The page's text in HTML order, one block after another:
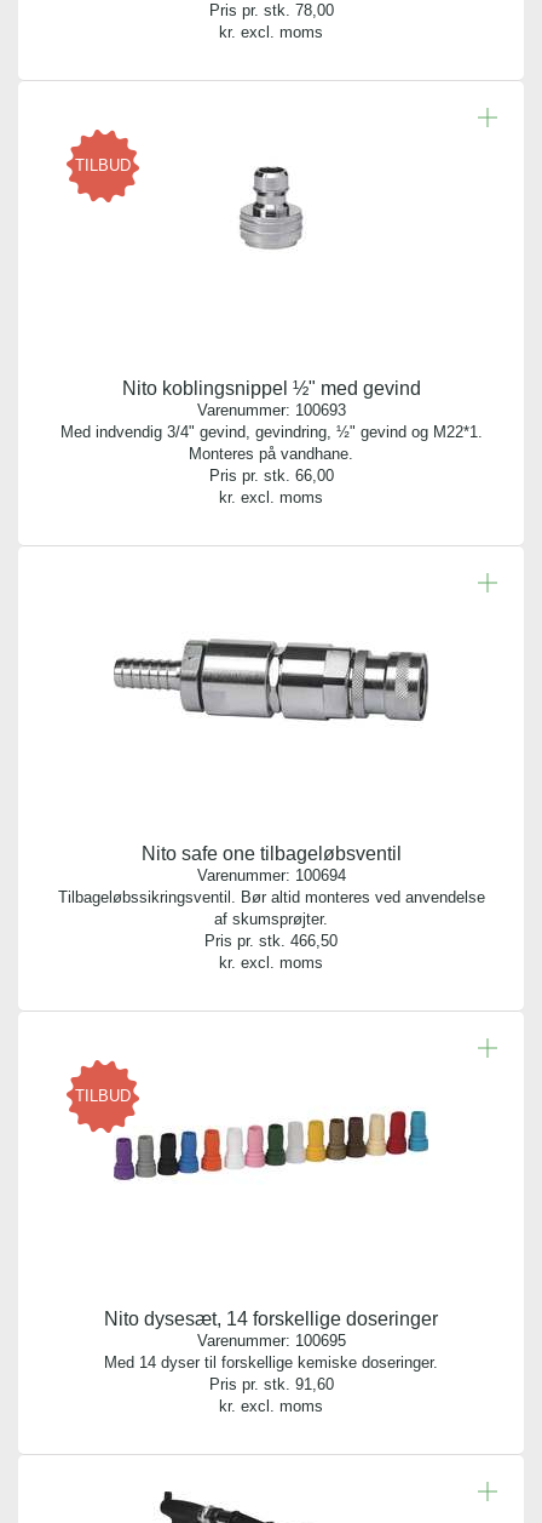
Pris pr. stk. 78,00
kr. excl. moms
TILBUD
Nito koblingsnippel ½" med gevind
Varenummer: 100693
Med indvendig 3/4" gevind, gevindring, ½" gevind og M22*1.
Monteres på vandhane.
Pris pr. stk. 66,00
kr. excl. moms
Nito safe one tilbageløbsventil
Varenummer: 100694
Tilbageløbssikringsventil. Bør altid monteres ved anvendelse
af skumsprøjter.
Pris pr. stk. 466,50
kr. excl. moms
TILBUD
Nito dysesæt, 14 forskellige doseringer
Varenummer: 100695
Med 14 dyser til forskellige kemiske doseringer.
Pris pr. stk. 91,60
kr. excl. moms